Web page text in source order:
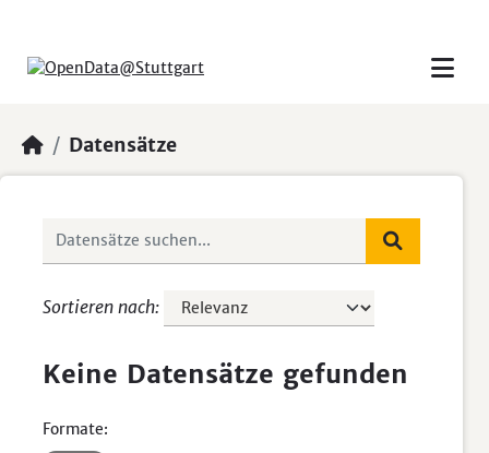
Datensätze
Sortieren nach
Keine Datensätze gefunden
Formate: